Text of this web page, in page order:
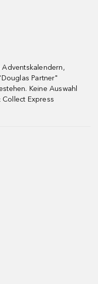
Partner"
Keine Auswahl
Express